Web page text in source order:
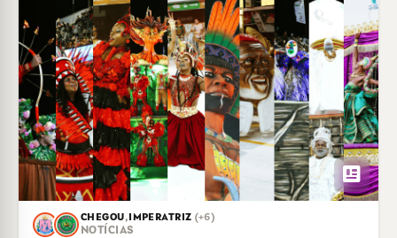
newsmode
CHEGOU,IMPERATRIZ (+6)
NOTÍCIAS